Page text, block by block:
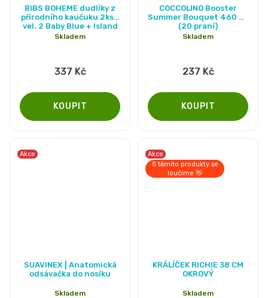
BIBS BOHEME dudlíky z
přírodního kaučuku 2ks -
vel. 2 Baby Blue + Island
Sea
Skladem
337 Kč
COCCOLINO Booster
Summer Bouquet 460 ml
(20 praní)
Skladem
237 Kč
Akce
SUAVINEX | Anatomická
odsávačka do nosíku
Skladem
Akce
S těmito produkty se
loučíme 👋
KRÁLÍČEK RICHIE 38 CM
OKROVÝhodnocení
produktu
Skladem